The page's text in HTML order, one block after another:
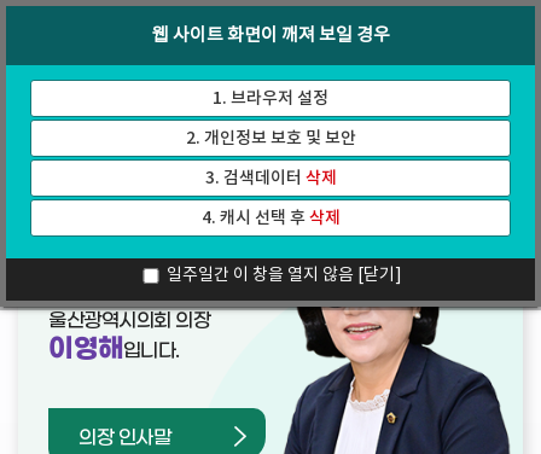
가
기
인터넷방송
웹 사이트 화면이 깨져 보일 경우
1. 브라우저 설정
2. 개인정보 보호 및 보안
3. 검색데이터 삭제
4. 캐시 선택 후삭제
일주일간 이 창을 열지 않음 [닫기]
열린의장실
울산광역시의회 의장
이영해 입니다.
의장 인사말